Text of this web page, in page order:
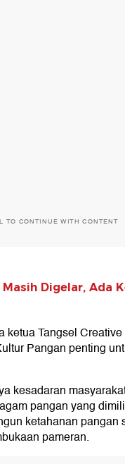
TO CONTINUE WITH CONTENT
Digelar, Ada
ketua Tangsel
Pangan penting
kesadaran
pangan yang
ketahanan pangan
pameran.